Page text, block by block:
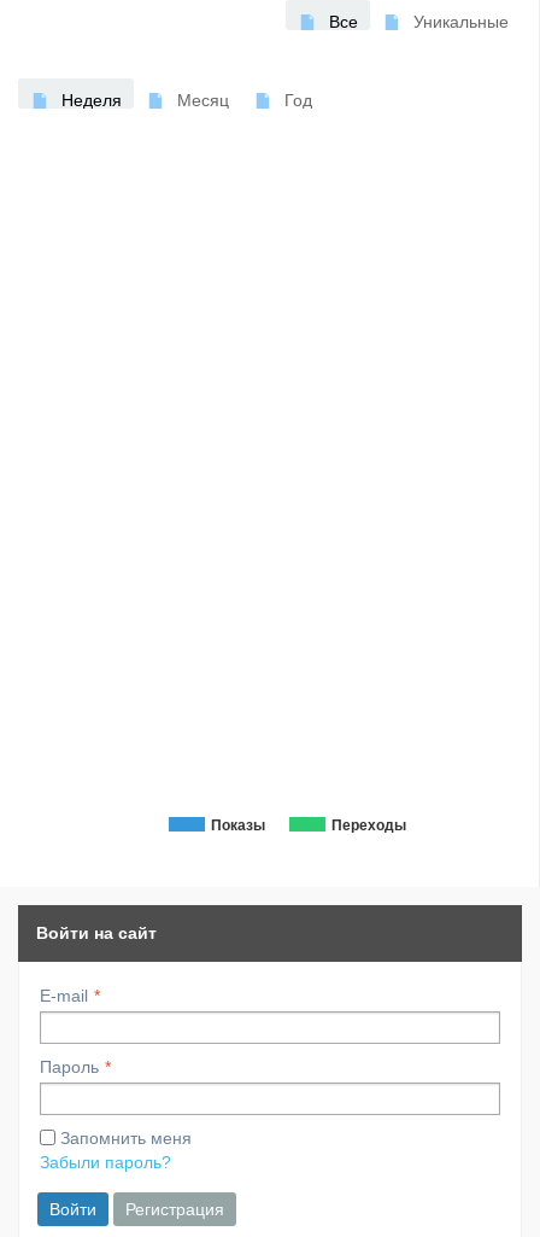
Все Уникальные
Неделя Месяц Год
Показы Переходы
Войти на сайт
E-mail
Пароль
Запомнить меня
Забыли пароль?
Войти Регистрация